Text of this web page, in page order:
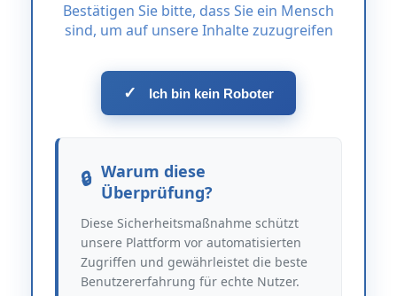
Bestätigen Sie bitte, dass Sie ein Mensch
sind, um auf unsere Inhalte zuzugreifen
✓ Ich bin kein Roboter
Warum diese
Überprüfung?
Diese Sicherheitsmaßnahme schützt
unsere Plattform vor automatisierten
Zugriffen und gewährleistet die beste
Benutzererfahrung für echte Nutzer.